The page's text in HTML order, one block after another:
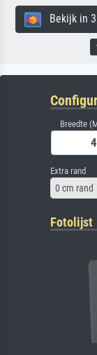
Bekijk in
Breedte
Extra rand
0 cm rand
Fotolijst